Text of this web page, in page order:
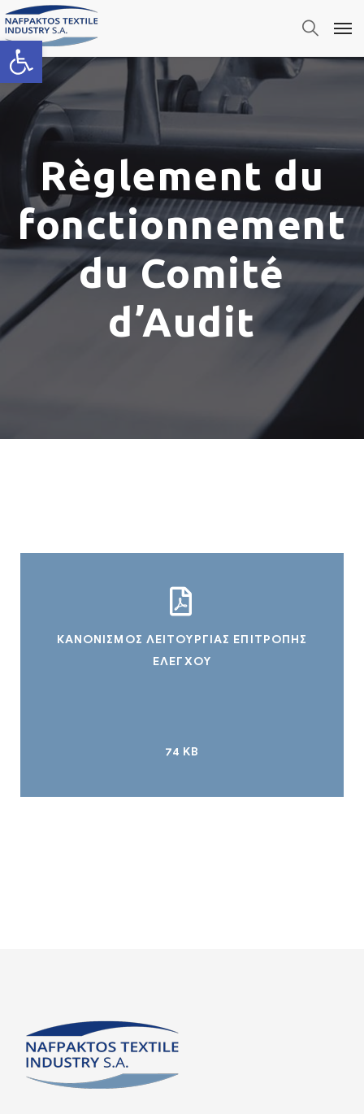
Ouvrir la barre d’outils
Règlement du
fonctionnement
du Comité
d’Audit
ΚΑΝΟΝΙΣΜΟΣ ΛΕΙΤΟΥΡΓΙΑΣ ΕΠΙΤΡΟΠΗΣ
ΕΛΕΓΧΟΥ
74 KB